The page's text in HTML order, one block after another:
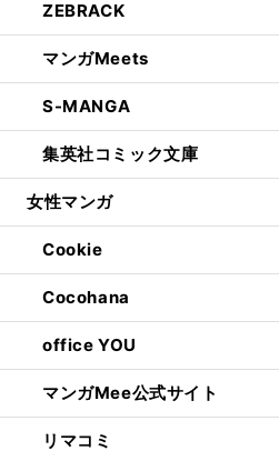
ZEBRACK
マンガMeets
S-MANGA
集英社コミック文庫
女性マンガ
Cookie
Cocohana
office YOU
マンガMee公式サイト
リマコミ